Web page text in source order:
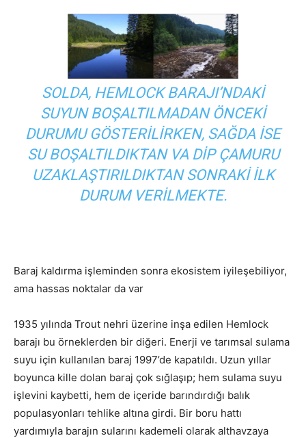
SOLDA, HEMLOCK BARAJI’NDAKI
SUYUN BOŞALTILMADAN ÖNCEKI
DURUMU GÖSTERILIRKEN, SAĞDA ISE
SU BOŞALTILDIKTAN VA DIP ÇAMURU
UZAKLAŞTIRILDIKTAN SONRAKI ILK
DURUM VERILMEKTE.
Baraj kaldırma işleminden sonra ekosistem iyileşebiliyor,
ama hassas noktalar da var
1935 yılında Trout nehri üzerine inşa edilen Hemlock
barajı bu örneklerden bir diğeri. Enerji ve tarımsal sulama
suyu için kullanılan baraj 1997’de kapatıldı. Uzun yıllar
boyunca kille dolan baraj çok sığlaşıp; hem sulama suyu
işlevini kaybetti, hem de içeride barındırdığı balık
populasyonları tehlike altına girdi. Bir boru hattı
yardımıyla barajın sularını kademeli olarak althavzaya